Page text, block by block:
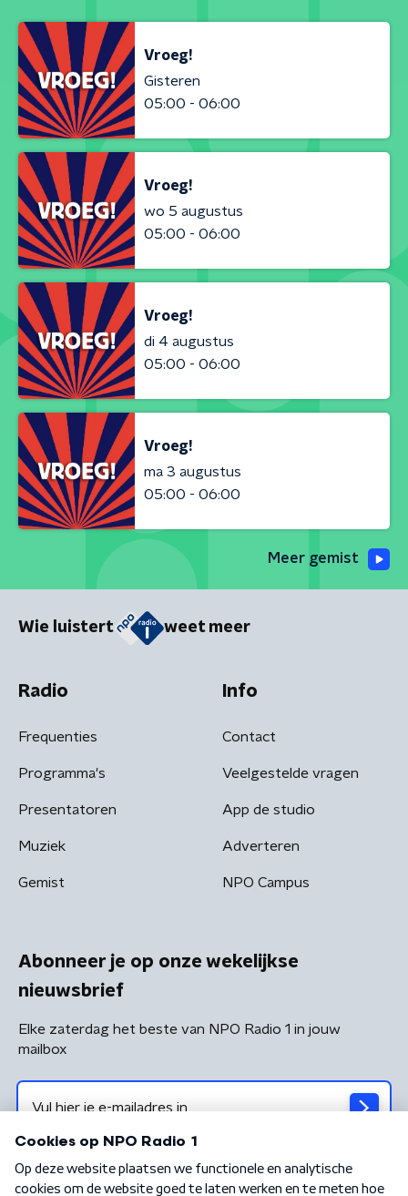
Vroeg!
Gisteren
05:00 - 06:00
Vroeg!
wo 5 augustus
05:00 - 06:00
Vroeg!
di 4 augustus
05:00 - 06:00
Vroeg!
ma 3 augustus
05:00 - 06:00
Meer gemist
Wie luistert weet meer
Radio
Frequenties
Programma's
Presentatoren
Muziek
Gemist
Info
Contact
Veelgestelde vragen
App de studio
Adverteren
NPO Campus
Abonneer je op onze wekelijkse
nieuwsbrief
Elke zaterdag het beste van NPO Radio 1 in jouw
mailbox